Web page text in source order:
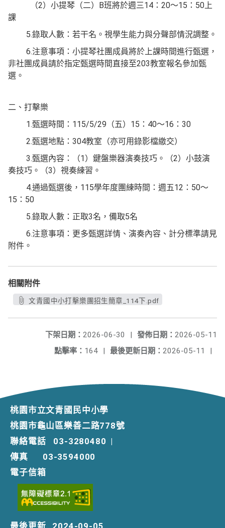
（2）小提琴（二）B班將於週三14：20～15：50上
課
5.錄取人數：若干名。視學生能力與分聲部情況調整。
6.注意事項：小提琴社團成員將於上課時間進行甄選，
非社團成員請於指定甄選時間直接至203教室報名參加甄
選。
二、打擊樂
1.甄選時間：115/5/29（五）15：40～16：30
2.甄選地點：304教室（亦可用錄影檔繳交）
3.甄選內容：（1）鍵盤樂器演奏技巧。（2）小鼓演
奏技巧。（3）視奏練習。
4.通過甄選後，115學年度團練時間：週五12：50～
15：50
5.錄取人數：正取3名，備取5名
6.注意事項：更多甄選詳情、演奏內容、計分標準請見
附件。
相關附件
文青國中小打擊樂團招生簡章_114下.pdf
發佈日期： 2026-05-11
下架日期： 2026-06-30
|
最後更新日期： 2026-05-11 |
點擊率： 164 |
桃園市立文青國民中小學
桃園市龜山區樂善二路778號
聯絡電話
03-3280480 |
傳真
03-3594000
電子信箱
最後更新 2024-09-05